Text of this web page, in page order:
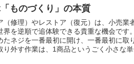
ものづくり」の本質
（修理）やレストア（復元）は、小売業
界を逆順で追体験できる貴重な機会です
たネジを一番最初に開け、一番最初に取
り外す作業は、1商品というごく小さな単